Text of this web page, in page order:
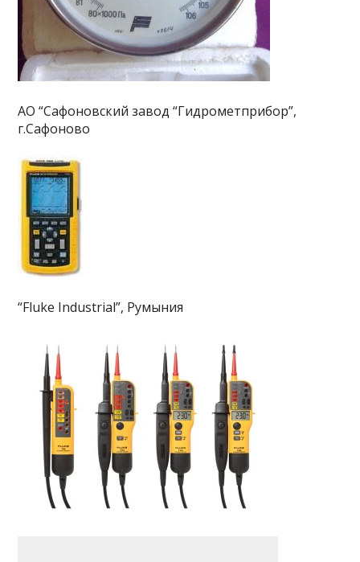
АО “Сафоновский завод “Гидрометприбор”,
г.Сафоново
“Fluke Industrial”, Румыния